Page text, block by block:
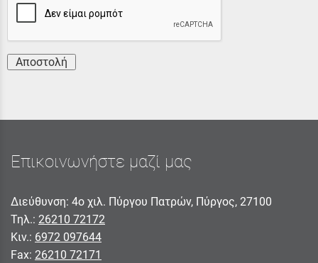
Αποστολή
Επικοινωνήστε μαζί μας
Διεύθυνση: 4ο χιλ. Πύργου Πατρών, Πύργος, 27100
Τηλ.: 26210 72172
Κιν.: 6972 097644
Fax: 26210 72171